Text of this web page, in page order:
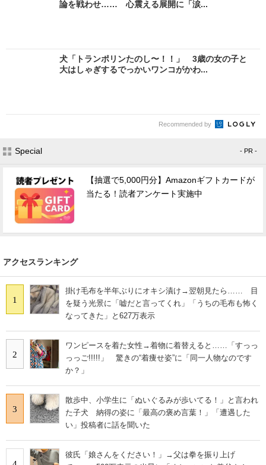
論を戦わせ…… 心震える展開に「涙...
犬「トランポリンたのし〜！！」 3歳の女の子と
大はしゃぎするでっかいワンコがかわ...
Recommended by
Special - PR -
【抽選で5,000円分】Amazonギフトカードが
当たる！読者アンケート実施中
アクセスランキング
1
掛け毛布を半年ぶりにオキシ漬け→翌朝見たら…… 目
を疑う光景に「嘘だと言ってくれ」「うちの毛布も怖く
なってきた」と627万表示
2
ワンピースを着た女性→着物に着替えると……「すっっ
っっご!!!!!」 驚きの“着痩せ姿”に「同一人物なのです
か？」
3
散歩中、小学生に「ぬいぐるみが歩いてる！」と言われ
た子犬 納得の姿に「最高の褒め言葉！」「遭遇した
い」投稿者に話を聞いた
彼氏「娘さんをください！」→父は拳を振り上げ